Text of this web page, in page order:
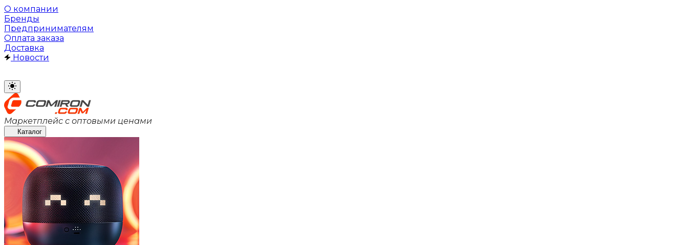
О компании
Бренды
Предпринимателям
Оплата заказа
Доставка
Новости
Маркетплейс с оптовыми ценами
Каталог